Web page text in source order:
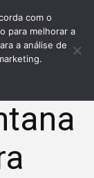
com o
para melhorar a
a análise de